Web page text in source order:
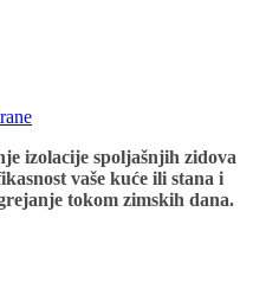
izolacije spoljašnjih zidova
vaše kuće ili stana i
tokom zimskih dana.